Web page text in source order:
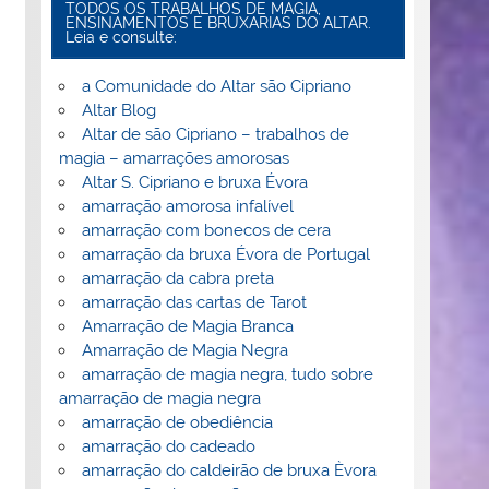
TODOS OS TRABALHOS DE MAGIA,
ENSINAMENTOS E BRUXARIAS DO ALTAR.
Leia e consulte:
a Comunidade do Altar são Cipriano
Altar Blog
Altar de são Cipriano – trabalhos de
magia – amarrações amorosas
Altar S. Cipriano e bruxa Évora
amarração amorosa infalível
amarração com bonecos de cera
amarração da bruxa Évora de Portugal
amarração da cabra preta
amarração das cartas de Tarot
Amarração de Magia Branca
Amarração de Magia Negra
amarração de magia negra, tudo sobre
amarração de magia negra
amarração de obediência
amarração do cadeado
amarração do caldeirão de bruxa Èvora